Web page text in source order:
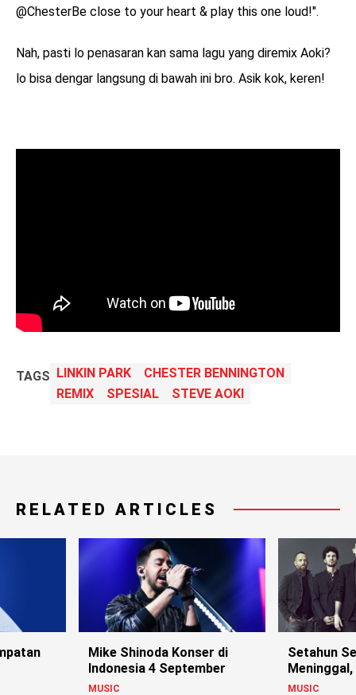
@ChesterBe close to your heart & play this one loud!".
Nah, pasti lo penasaran kan sama lagu yang diremix Aoki?
lo bisa dengar langsung di bawah ini bro. Asik kok, keren!
TAGS LINKIN PARK
CHESTER BENNINGTON
REMIX
SPESIAL STEVE AOKI
RELATED ARTICLES
Mike Shinoda Konser di
Indonesia 4 September
MUSIC
Setahun
Park?
MUSIC